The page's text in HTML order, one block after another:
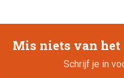
Mis niets van
Schrijf je in